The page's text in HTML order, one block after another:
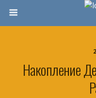
Накопление